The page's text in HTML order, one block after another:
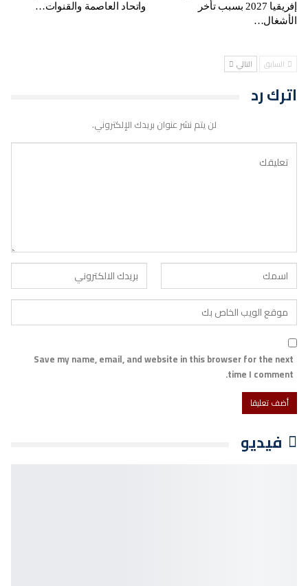
إفريقيا 2027 بسبب تأخر
الأشغال…
واتحاد العاصمة والقنوات…
السابق التالي
اترك رد
لن يتم نشر عنوان بريدك الإلكتروني.
Save my name, email, and website in this browser for the next
time I comment.
فيديو